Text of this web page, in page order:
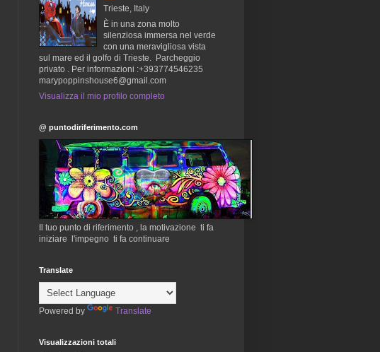
Trieste, Italy
È in una zona molto
silenziosa immersa nel verde
con una meravigliosa vista
sul mare ed il golfo di Trieste. Parcheggio
privato . Per informazioni :+393774546235
marypoppinshouse6@gmail.com
Visualizza il mio profilo completo
@ puntodiriferimento.com
Il tuo punto di riferimento , la motivazione ti fa
iniziare l'impegno ti fa continuare
Translate
Powered by Translate
Visualizzazioni totali